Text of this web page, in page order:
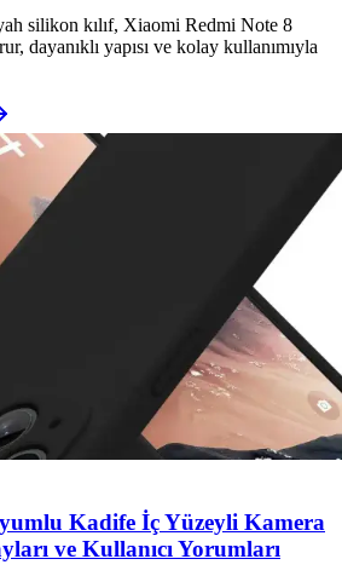
silikon kılıf, Xiaomi Redmi Note 8
dayanıklı yapısı ve kolay kullanımıyla
Kadife İç Yüzeyli Kamera
ve Kullanıcı Yorumları